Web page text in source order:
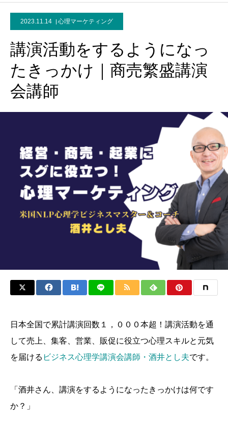
2023.11.14 心理マーケティング
講演活動をするようになっ
たきっかけ｜商売繁盛講演
会講師
日本全国で累計講演回数１，０００本超！講演活動を通
して売上、集客、営業、販促に役立つ心理スキルと元気
を届ける ビジネス心理学講演会講師・酒井とし夫です。
「酒井さん、講演をするようになったきっかけは何です
か？」